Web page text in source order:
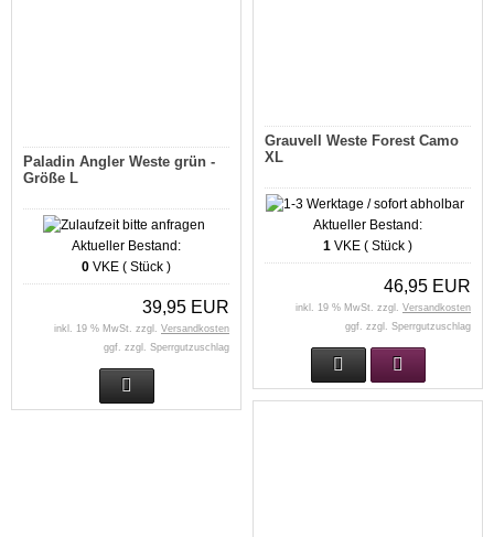
Paladin Angler Weste grün -
Größe L
Aktueller Bestand:
0 VKE ( Stück )
39,95 EUR
inkl. 19 % MwSt. zzgl. Versandkosten
ggf. zzgl. Sperrgutzuschlag
Grauvell Weste Forest Camo
XL
Aktueller Bestand:
1 VKE ( Stück )
46,95 EUR
inkl. 19 % MwSt. zzgl. Versandkosten
ggf. zzgl. Sperrgutzuschlag